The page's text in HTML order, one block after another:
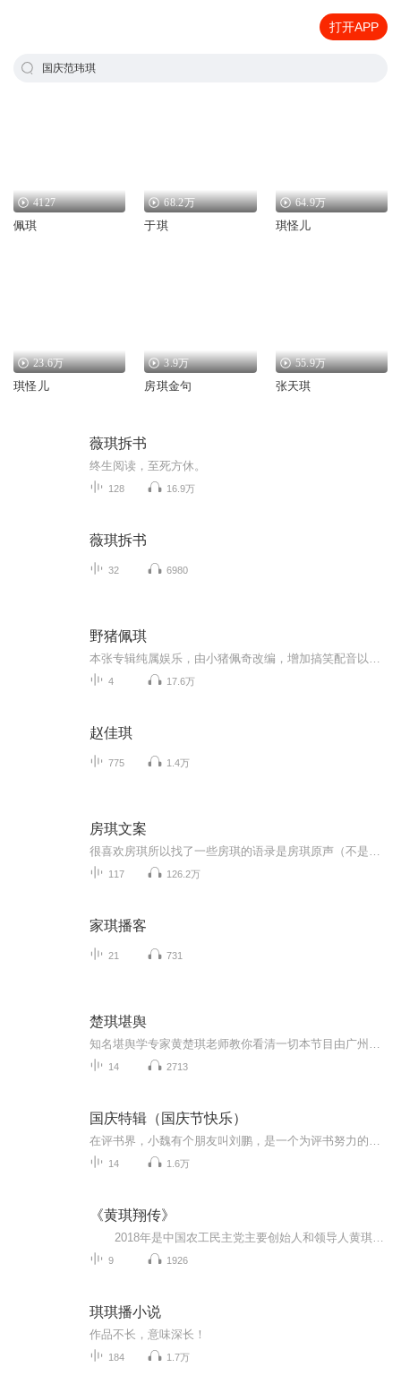
打开APP
国庆范玮琪
4127
佩琪
68.2万
于琪
64.9万
琪怪儿
23.6万
琪怪儿
3.9万
房琪金句
55.9万
张天琪
薇琪拆书
终生阅读，至死方休。
128 16.9万
薇琪拆书
32 6980
野猪佩琪
4 17.6万
赵佳琪
775 1.4万
房琪文案
117 126.2万
家琪播客
21 731
楚琪堪舆
14 2713
国庆特辑（国庆节快乐）
14 1.6万
《黄琪翔传》
9 1926
琪琪播小说
作品不长，意味深长！
184 1.7万